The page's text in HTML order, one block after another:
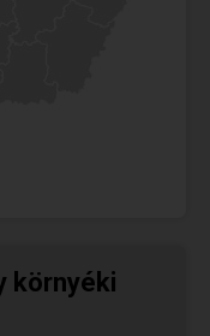
környéki